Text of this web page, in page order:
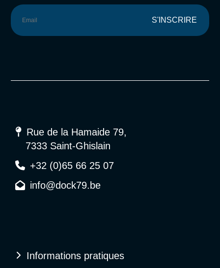
S'INSCRIRE
Rue de la Hamaide 79,
7333 Saint-Ghislain
+32 (0)65 66 25 07
info@dock79.be
Informations pratiques